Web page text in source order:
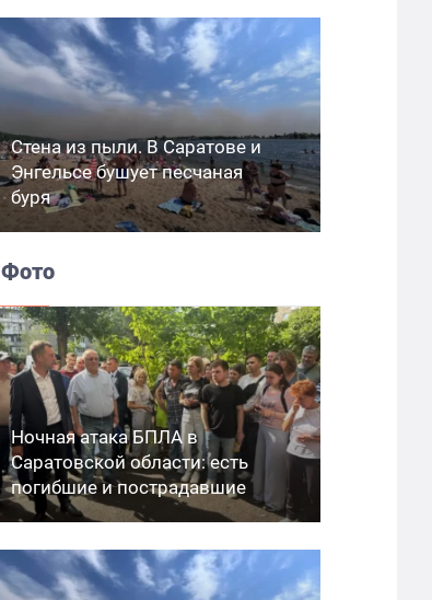
Стена из пыли. В Саратове и
Энгельсе бушует песчаная
буря
Фото
Ночная атака БПЛА в
Саратовской области: есть
погибшие и пострадавшие